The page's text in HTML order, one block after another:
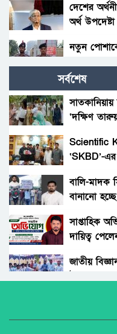
দেশের
অর্থ উপদেষ্টা
নতুন
হাকিমপুরসহ
জাহিদের
বিতরণ।
গ্রহন।
দোরগোড়ায়
বিচারকের
পরিচিত
ছিলো
সর্বশেষ
‘দক্ষিণ
Scientific
‘SKBD’-
বালি-মাদক
বানানো
সাপ্তাহিক
দায়িত্ব
জাতীয়